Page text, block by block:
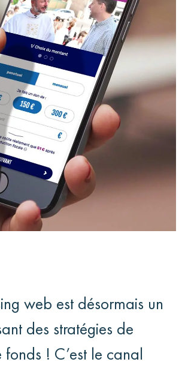
web est désormais un
des stratégies de
! C’est le canal